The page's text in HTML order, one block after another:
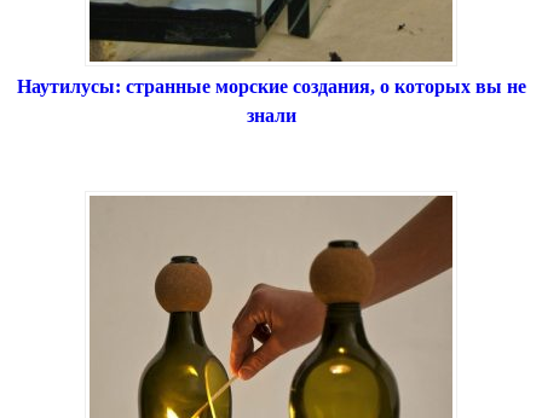
Наутилусы: странные морские создания, о которых вы не
знали